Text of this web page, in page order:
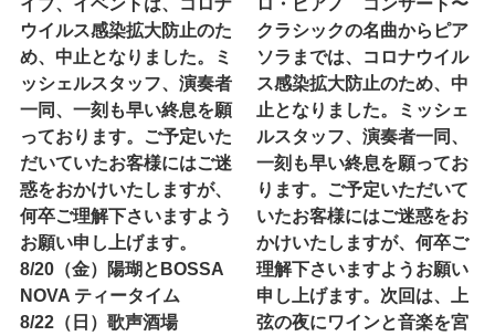
ウイルス感染拡大防止のた
め、中止となりました。ミ
ッシェルスタッフ、演奏者
一同、一刻も早い終息を願
っております。ご予定いた
だいていたお客様にはご迷
惑をおかけいたしますが、
何卒ご理解下さいますよう
お願い申し上げます。
8/20（金）陽瑚とBOSSA
NOVA ティータイム
8/22（日）歌声酒場
クラシックの名曲からピア
ソラまでは、コロナウイル
ス感染拡大防止のため、中
止となりました。ミッシェ
ルスタッフ、演奏者一同、
一刻も早い終息を願ってお
ります。ご予定いただいて
いたお客様にはご迷惑をお
かけいたしますが、何卒ご
理解下さいますようお願い
申し上げます。次回は、上
弦の夜にワインと音楽を宮